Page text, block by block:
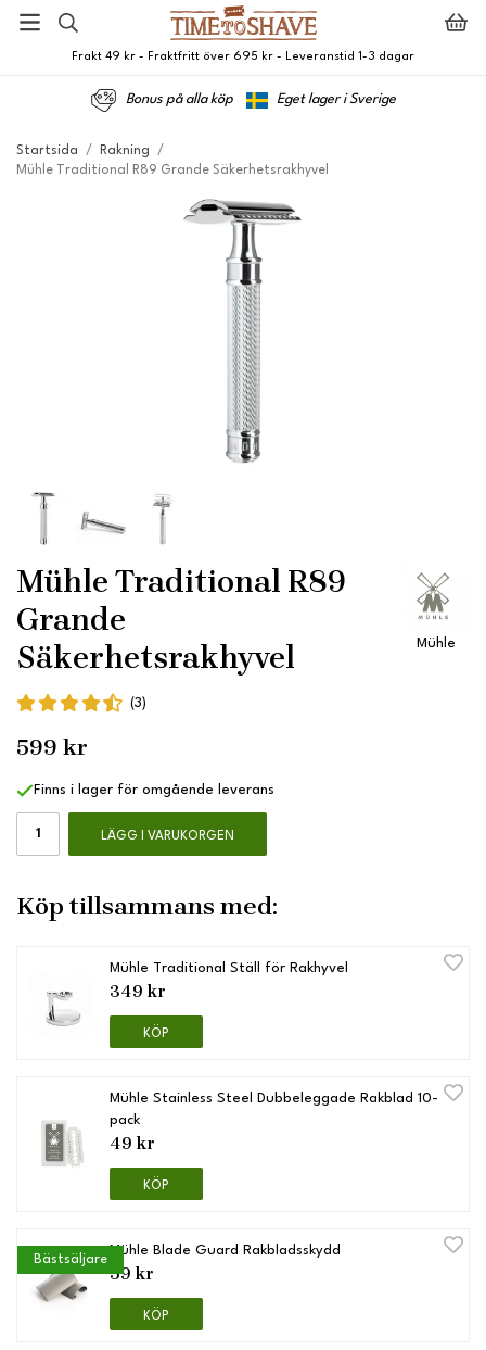
Frakt 49 kr - Fraktfritt över 695 kr - Leveranstid 1-3 dagar
Bonus på alla köp Eget lager i Sverige
Startsida / Rakning
/
Mühle Traditional R89 Grande Säkerhetsrakhyvel
Mühle Traditional R89
Grande
Säkerhetsrakhyvel
Mühle
(3)
599 kr
Finns i lager för omgående leverans
LÄGG I VARUKORGEN
Köp tillsammans med:
Mühle Traditional Ställ för Rakhyvel
349 kr
KÖP
Mühle Stainless Steel Dubbeleggade Rakblad 10-
pack
49 kr
KÖP
Bästsäljare
Mühle Blade Guard Rakbladsskydd
59 kr
KÖP